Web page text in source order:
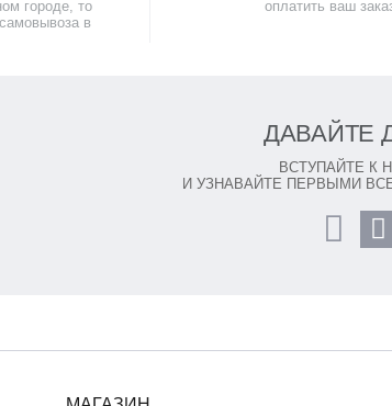
городе, то
в
оплатить ваш
ДАВАЙТЕ
ВСТУПАЙТЕ К
И УЗНАВАЙТЕ ПЕРВЫМИ